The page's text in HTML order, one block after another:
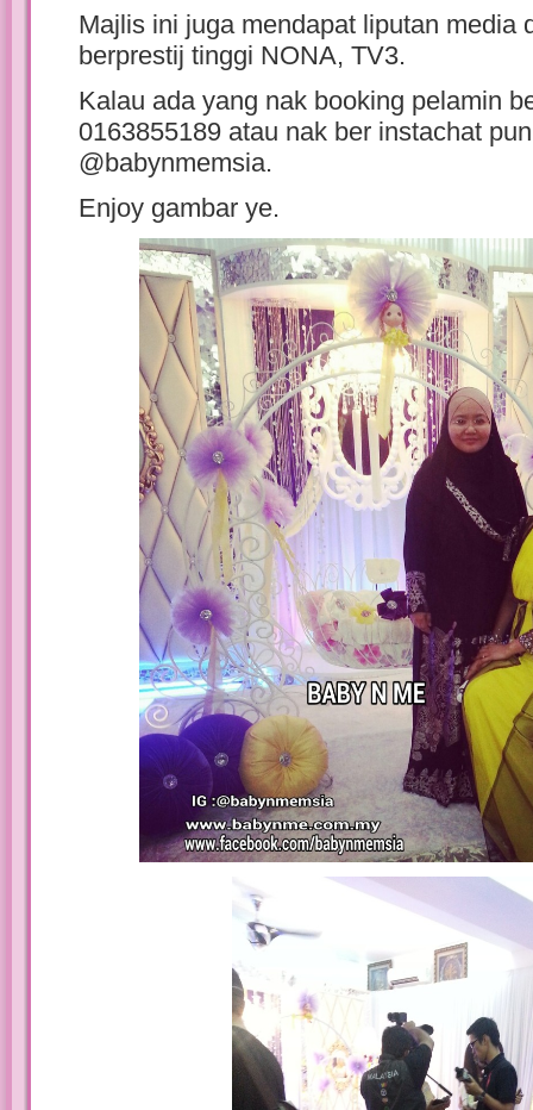
Majlis ini juga mendapat liputan media
berprestij tinggi NONA, TV3.
Kalau ada yang nak booking pelamin
0163855189 atau nak ber instachat
@babynmemsia.
Enjoy gambar ye.